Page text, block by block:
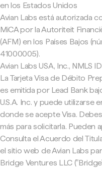
en los Estados Unidos
Avian Labs está autorizada
MiCA por la Autoriteit
(AFM) en los Países Bajos
41000005).
Avian Labs USA, Inc., NMLS
La Tarjeta Visa de Débito
es emitida por Lead Bank
U.S.A. Inc. y puede utilizarse
donde se acepte Visa.
más para solicitarla. Pueden
Consulta el Acuerdo del
el sitio web de Avian Labs
Bridge Ventures LLC